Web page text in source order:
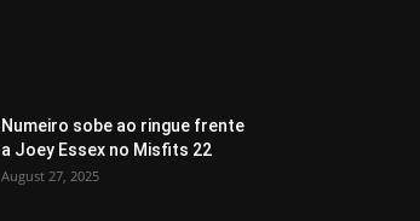
Numeiro sobe ao ringue frente
a Joey Essex no Misfits 22
August 27, 2025